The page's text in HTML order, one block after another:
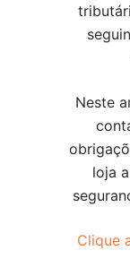
Neste
loja
Clique